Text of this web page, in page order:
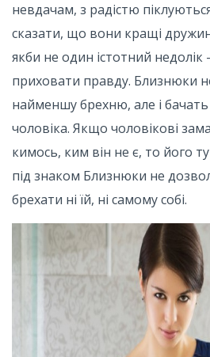
невдачам, з радістю
сказати, що вони кращі
якби не один істотний
приховати правду. Близнюки
найменшу брехню, але і бачать
чоловіка. Якщо чоловікові
кимось, ким він не є, то його
під знаком Близнюки не
брехати ні їй, ні самому собі.